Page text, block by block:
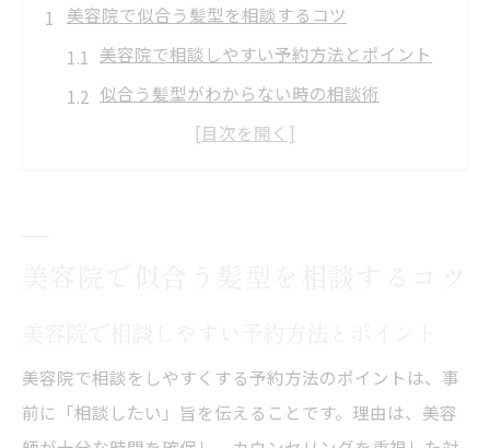
美容院で似合う髪型を相談するコツ
美容院で相談しやすい予約方法とポイント
似合う髪型がわからない時の相談術
美容院で遠慮せず希望を伝えるコツ
美容師に自分のイメージを伝えるコツ
似合う髪型に導く美容院のカウンセリング
術
美容院で相談をしやすくする予約方法のポイントは、事
前に「相談したい」旨を伝えることです。理由は、美容